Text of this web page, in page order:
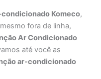
Komeco,
fora de linha,
Ar Condicionado
até você as
ar-condicionado